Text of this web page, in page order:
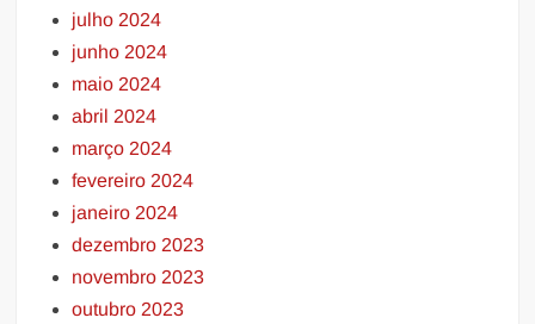
julho 2024
junho 2024
maio 2024
abril 2024
março 2024
fevereiro 2024
janeiro 2024
dezembro 2023
novembro 2023
outubro 2023